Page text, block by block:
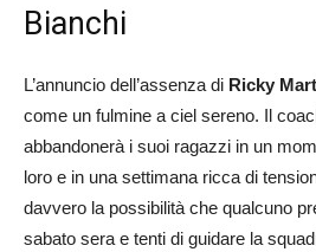
Bianchi
L’annuncio dell’assenza di Ricky
come un fulmine a ciel sereno. Il
abbandonerà i suoi ragazzi in un
loro e in una settimana ricca di
davvero la possibilità che qualcuno
sabato sera e tenti di guidare la